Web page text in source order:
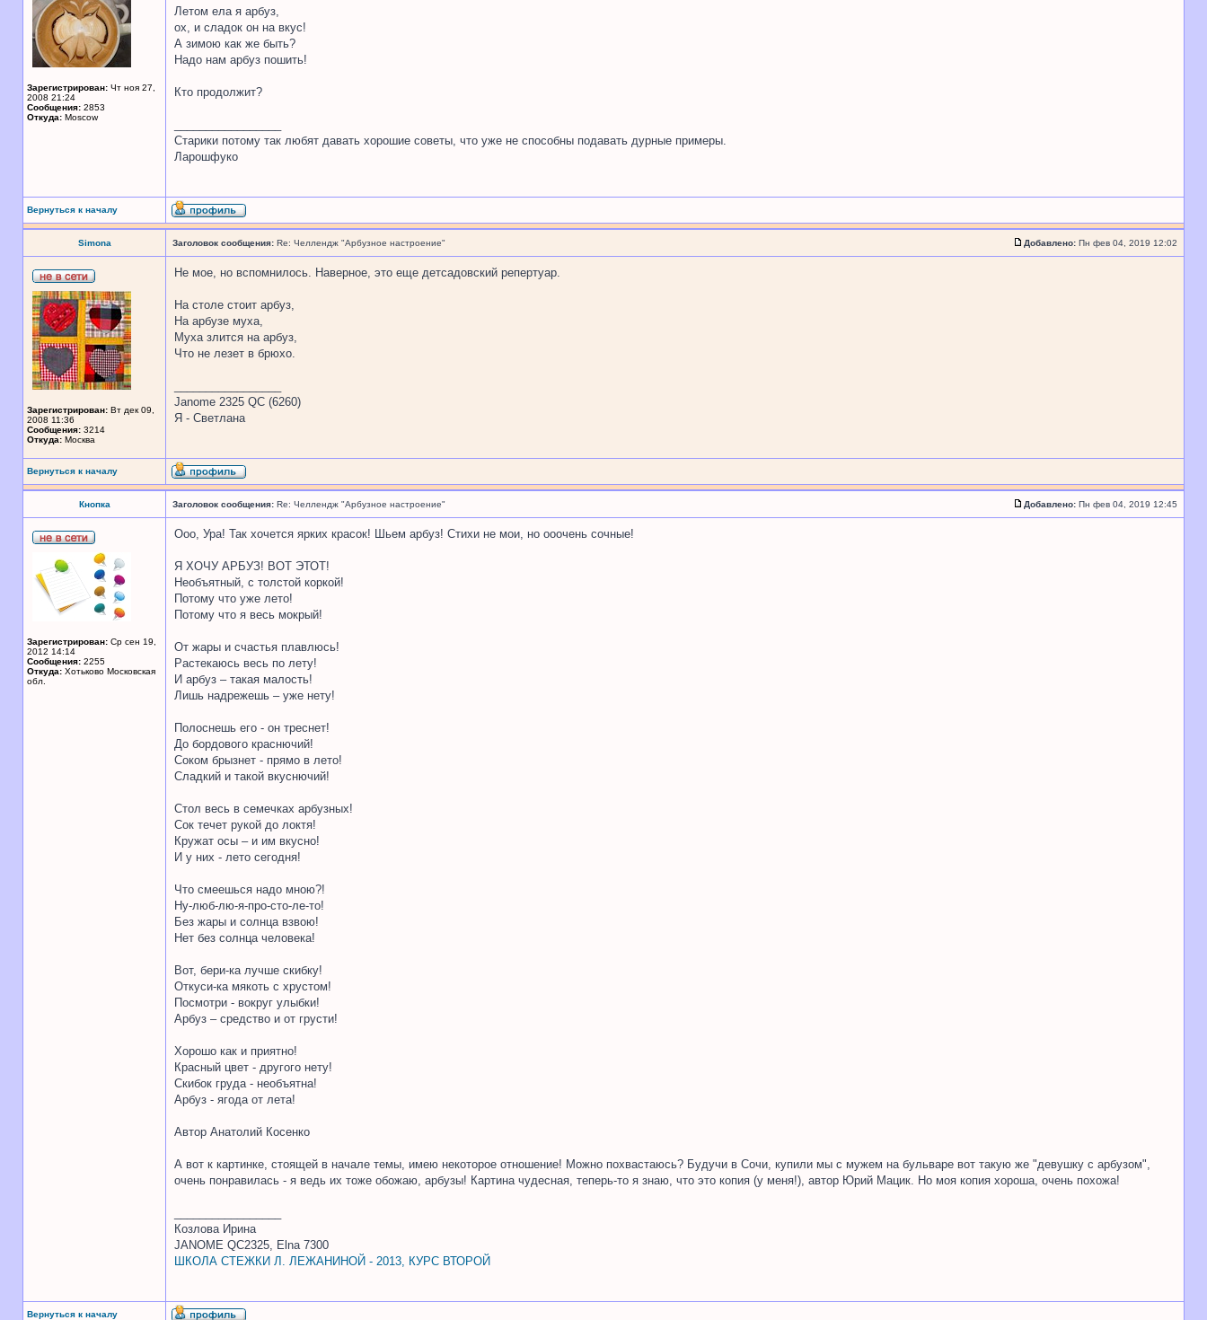
Зарегистрирован: Чт ноя 27,
2008 21:24
Сообщения: 2853
Откуда: Moscow
Летом ела я арбуз,
ох, и сладок он на вкус!
А зимою как же быть?
Надо нам арбуз пошить!
Кто продолжит?
Старики потому так любят давать хорошие советы, что уже не способны подавать дурные примеры.
Ларошфуко
Вернуться к началу
Simona Заголовок сообщения: Re: Челлендж "Арбузное настроение" Добавлено: Пн фев 04, 2019 12:02
Зарегистрирован: Вт дек 09,
2008 11:36
Сообщения: 3214
Откуда: Москва
Не мое, но вспомнилось. Наверное, это еще детсадовский репертуар.
На столе стоит арбуз,
На арбузе муха,
Муха злится на арбуз,
Что не лезет в брюхо.
Janome 2325 QC (6260)
Я - Светлана
Вернуться к началу
Кнопка Заголовок сообщения: Re: Челлендж "Арбузное настроение" Добавлено: Пн фев 04, 2019 12:45
Зарегистрирован: Ср сен 19,
2012 14:14
Сообщения: 2255
Откуда: Хотьково Московская
обл.
Ооо, Ура! Так хочется ярких красок! Шьем арбуз! Стихи не мои, но ооочень сочные!
Я ХОЧУ АРБУЗ! ВОТ ЭТОТ!
Необъятный, с толстой коркой!
Потому что уже лето!
Потому что я весь мокрый!
От жары и счастья плавлюсь!
Растекаюсь весь по лету!
И арбуз – такая малость!
Лишь надрежешь – уже нету!
Полоснешь его - он треснет!
До бордового краснючий!
Соком брызнет - прямо в лето!
Сладкий и такой вкуснючий!
Стол весь в семечках арбузных!
Сок течет рукой до локтя!
Кружат осы – и им вкусно!
И у них - лето сегодня!
Что смеешься надо мною?!
Ну-люб-лю-я-про-сто-ле-то!
Без жары и солнца взвою!
Нет без солнца человека!
Вот, бери-ка лучше скибку!
Откуси-ка мякоть с хрустом!
Посмотри - вокруг улыбки!
Арбуз – средство и от грусти!
Хорошо как и приятно!
Красный цвет - другого нету!
Скибок груда - необъятна!
Арбуз - ягода от лета!
Автор Анатолий Косенко
А вот к картинке, стоящей в начале темы, имею некоторое отношение! Можно похвастаюсь? Будучи в Сочи, купили мы с мужем на бульваре вот такую же "девушку с арбузом",
очень понравилась - я ведь их тоже обожаю, арбузы! Картина чудесная, теперь-то я знаю, что это копия (у меня!), автор Юрий Мацик. Но моя копия хороша, очень похожа!
Козлова Ирина
JANOME QC2325, Elna 7300
ШКОЛА СТЕЖКИ Л. ЛЕЖАНИНОЙ - 2013, КУРС ВТОРОЙ
Вернуться к началу